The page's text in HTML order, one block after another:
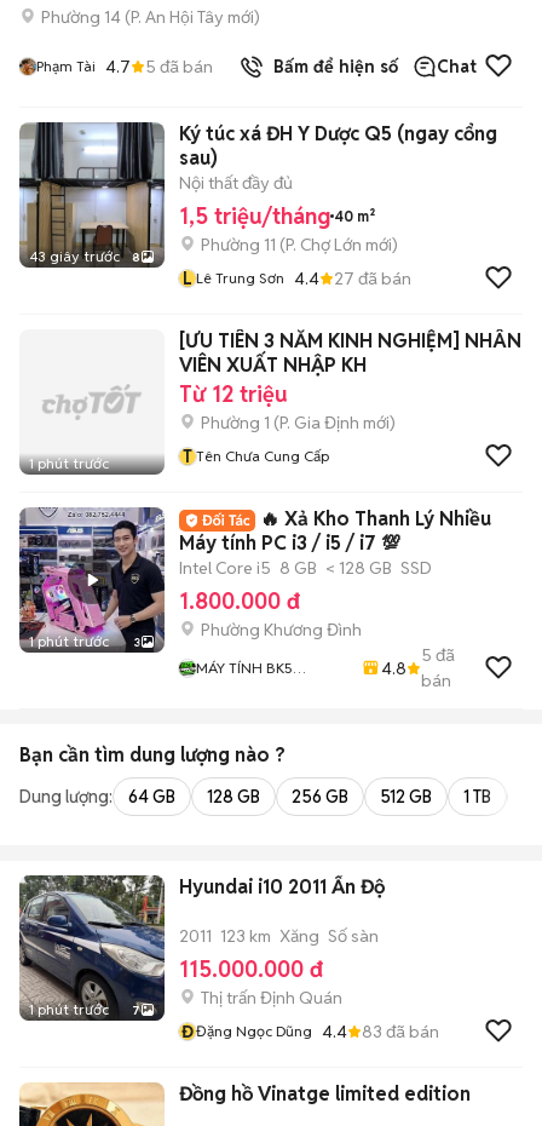
Phường 14 (P. An Hội Tây mới)
Phạm Tài 4.7 5 đã bán Bấm để hiện số Chat
43 giây trước 8
Ký túc xá ĐH Y Dược Q5 (ngay cổng
sau)
Nội thất đầy đủ
1,5 triệu/tháng 40 m²
Phường 11 (P. Chợ Lớn mới)
L Lê Trung Sơn 4.4 27 đã bán
1 phút trước
[ƯU TIÊN 3 NĂM KINH NGHIỆM] NHÂN
VIÊN XUẤT NHẬP KH
Từ 12 triệu
Phường 1 (P. Gia Định mới)
T Tên Chưa Cung Cấp
1 phút trước 3
🔥 Xả Kho Thanh Lý Nhiều
Máy tính PC i3 / i5 / i7 💯
Intel Core i5 8 GB < 128 GB SSD
1.800.000 đ
Phường Khương Đình
MÁY TÍNH BK5
4.8
5 đã
bán
Bạn cần tìm dung lượng nào ?
Dung lượng: 64 GB 128 GB 256 GB 512 GB 1 TB
1 phút trước 7
Hyundai i10 2011 Ấn Độ
2011 123 km Xăng Số sàn
115.000.000 đ
Thị trấn Định Quán
ĐĐặng Ngọc Dũng 4.4 83 đã bán
Đồng hồ Vinatge limited edition